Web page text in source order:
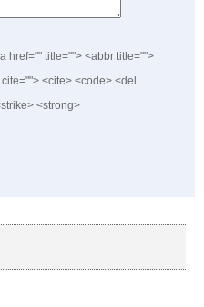
href="" title=""> <abbr title="">
<cite> <code> <del
<strong>